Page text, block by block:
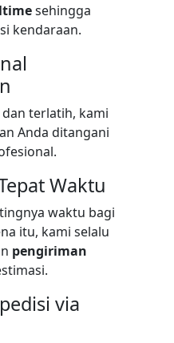
sehingga
kendaraan.
terlatih, kami
Anda ditangani
Waktu
waktu bagi
itu, kami selalu
pengiriman
via